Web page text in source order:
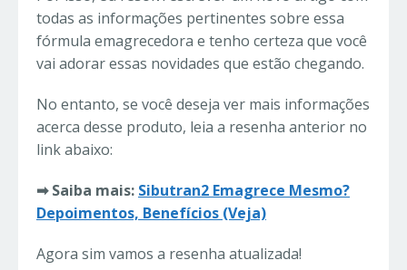
todas as informações pertinentes sobre essa
fórmula emagrecedora e tenho certeza que você
vai adorar essas novidades que estão chegando.
No entanto, se você deseja ver mais informações
acerca desse produto, leia a resenha anterior no
link abaixo:
➡ Saiba mais: Sibutran2 Emagrece Mesmo?
Depoimentos, Benefícios (Veja)
Agora sim vamos a resenha atualizada!